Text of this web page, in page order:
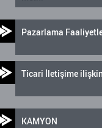
Pazarlama
Ticari İletişime
KAMYON